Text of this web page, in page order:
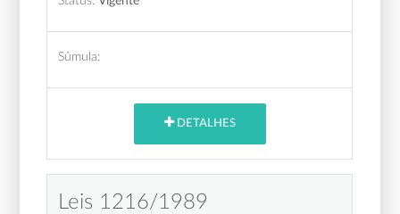
Súmula:
DETALHES
Leis 1216/1989